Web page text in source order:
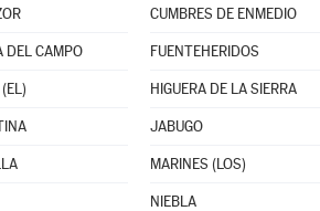
CUMBRES DE ENMEDIO
DEL CAMPO FUENTEHERIDOS
HIGUERA DE LA SIERRA
JABUGO
MARINES (LOS)
NIEBLA